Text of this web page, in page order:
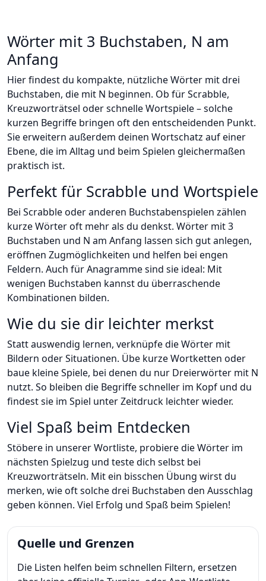
Wörter mit 3 Buchstaben, N am
Anfang
Hier findest du kompakte, nützliche Wörter mit drei
Buchstaben, die mit N beginnen. Ob für Scrabble,
Kreuzworträtsel oder schnelle Wortspiele – solche
kurzen Begriffe bringen oft den entscheidenden Punkt.
Sie erweitern außerdem deinen Wortschatz auf einer
Ebene, die im Alltag und beim Spielen gleichermaßen
praktisch ist.
Perfekt für Scrabble und Wortspiele
Bei Scrabble oder anderen Buchstabenspielen zählen
kurze Wörter oft mehr als du denkst. Wörter mit 3
Buchstaben und N am Anfang lassen sich gut anlegen,
eröffnen Zugmöglichkeiten und helfen bei engen
Feldern. Auch für Anagramme sind sie ideal: Mit
wenigen Buchstaben kannst du überraschende
Kombinationen bilden.
Wie du sie dir leichter merkst
Statt auswendig lernen, verknüpfe die Wörter mit
Bildern oder Situationen. Übe kurze Wortketten oder
baue kleine Spiele, bei denen du nur Dreierwörter mit N
nutzt. So bleiben die Begriffe schneller im Kopf und du
findest sie im Spiel unter Zeitdruck leichter wieder.
Viel Spaß beim Entdecken
Stöbere in unserer Wortliste, probiere die Wörter im
nächsten Spielzug und teste dich selbst bei
Kreuzworträtseln. Mit ein bisschen Übung wirst du
merken, wie oft solche drei Buchstaben den Ausschlag
geben können. Viel Erfolg und Spaß beim Spielen!
Quelle und Grenzen
Die Listen helfen beim schnellen Filtern, ersetzen